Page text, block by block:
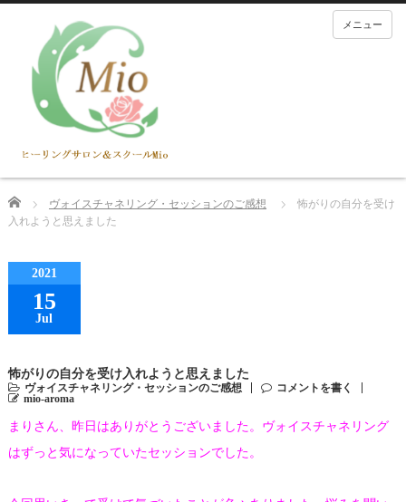
メニュー
Home ヴォイスチャネリング・セッションのご感想
怖がりの自分を受け
入れようと思えました
2021
15
Jul
怖がりの自分を受け入れようと思えました
ヴォイスチャネリング・セッションのご感想
コメントを書く
mio-aroma
まりさん、昨日はありがとうございました。ヴォイスチャネリング
はずっと気になっていたセッションでした。